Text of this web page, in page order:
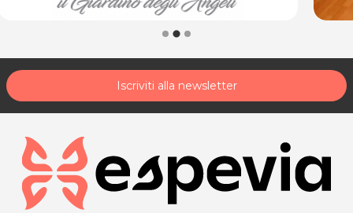
Iscriviti alla newsletter